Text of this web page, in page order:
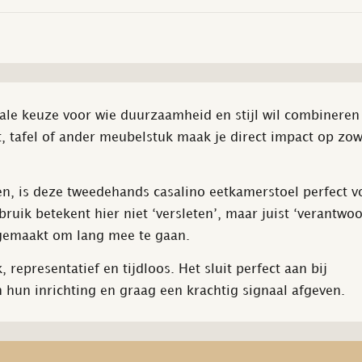
keuze voor wie duurzaamheid en stijl wil combineren
tafel of ander meubelstuk maak je direct impact op
is deze tweedehands casalino eetkamerstoel perfect
betekent hier niet ‘versleten’, maar juist
om lang mee te gaan.
representatief en tijdloos. Het sluit perfect aan bij
inrichting en graag een krachtig signaal afgeven.